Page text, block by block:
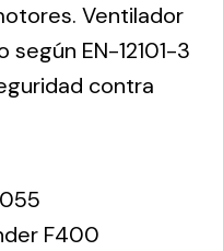
kinds of needs.
Ventilador
EN-12101-3
contra
F400